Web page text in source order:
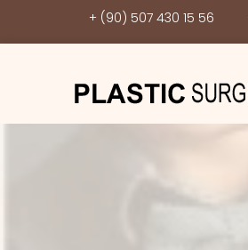
+ (90) 507 430 15 56